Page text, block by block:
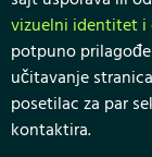
vizuelni identitet i
potpuno
učitavanje
posetilac za par
kontaktira.